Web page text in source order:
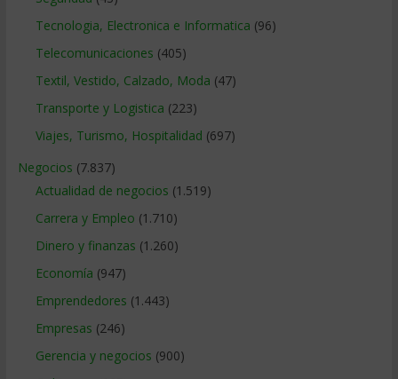
Tecnologia, Electronica e Informatica (96)
Telecomunicaciones (405)
Textil, Vestido, Calzado, Moda (47)
Transporte y Logistica (223)
Viajes, Turismo, Hospitalidad (697)
Negocios (7.837)
Actualidad de negocios (1.519)
Carrera y Empleo (1.710)
Dinero y finanzas (1.260)
Economía (947)
Emprendedores (1.443)
Empresas (246)
Gerencia y negocios (900)